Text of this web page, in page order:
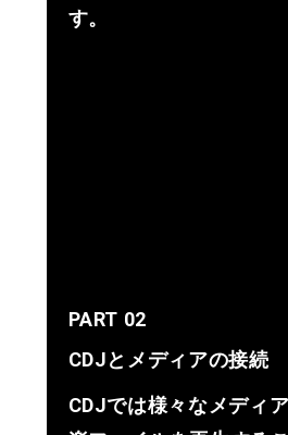
す。
PART 02
CDJとメディアの接続
CDJでは様々なメディ